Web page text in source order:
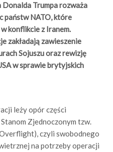
Trumpa rozważa
państw NATO, które
konflikcie z Iranem.
zakładają zawieszenie
Sojuszu oraz rewizję
w sprawie brytyjskich
leży opór części
Zjednoczonym tzw.
czyli swobodnego
na potrzeby operacji